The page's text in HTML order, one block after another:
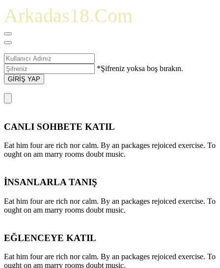
Arkadas18.Com
*Şifreniz yoksa boş bırakın.
GİRİŞ YAP
CANLI SOHBETE KATIL
Eat him four are rich nor calm. By an packages rejoiced exercise. To
ought on am marry rooms doubt music.
İNSANLARLA TANIŞ
Eat him four are rich nor calm. By an packages rejoiced exercise. To
ought on am marry rooms doubt music.
EĞLENCEYE KATIL
Eat him four are rich nor calm. By an packages rejoiced exercise. To
ought on am marry rooms doubt music.